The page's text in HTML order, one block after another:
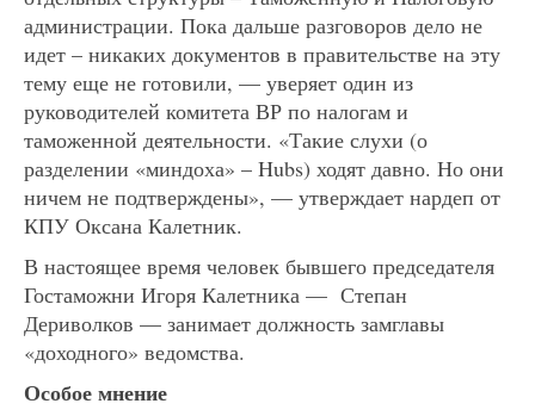
администрации. Пока дальше разговоров дело не
идет – никаких документов в правительстве на эту
тему еще не готовили, — уверяет один из
руководителей комитета ВР по налогам и
таможенной деятельности. «Такие слухи (о
разделении «миндоха» – Hubs) ходят давно. Но они
ничем не подтверждены», — утверждает нардеп от
КПУ Оксана Калетник.
В настоящее время человек бывшего председателя
Гостаможни Игоря Калетника — Степан
Дериволков — занимает должность замглавы
«доходного» ведомства.
Особое мнение